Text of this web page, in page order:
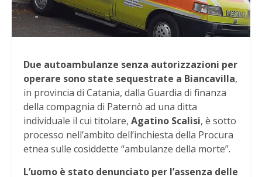
Due autoambulanze senza autorizzazioni per
operare sono state sequestrate a Biancavilla,
in provincia di Catania, dalla Guardia di finanza
della compagnia di Paternò ad una ditta
individuale il cui titolare, Agatino Scalisi, è sotto
processo nell’ambito dell’inchiesta della Procura
etnea sulle cosiddette “ambulanze della morte”.
L’uomo è stato denunciato per l’assenza delle